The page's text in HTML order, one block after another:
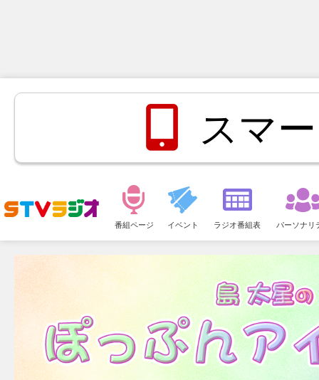
スマ
ュ
番組ページ イベント ラジオ番組表 パーソナリ